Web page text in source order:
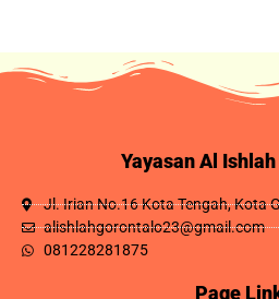
Yayasan Al
Jl. Irian No.16 Kota Tengah, Kota
alishlahgorontalo23@gmail.com
081228281875
Page